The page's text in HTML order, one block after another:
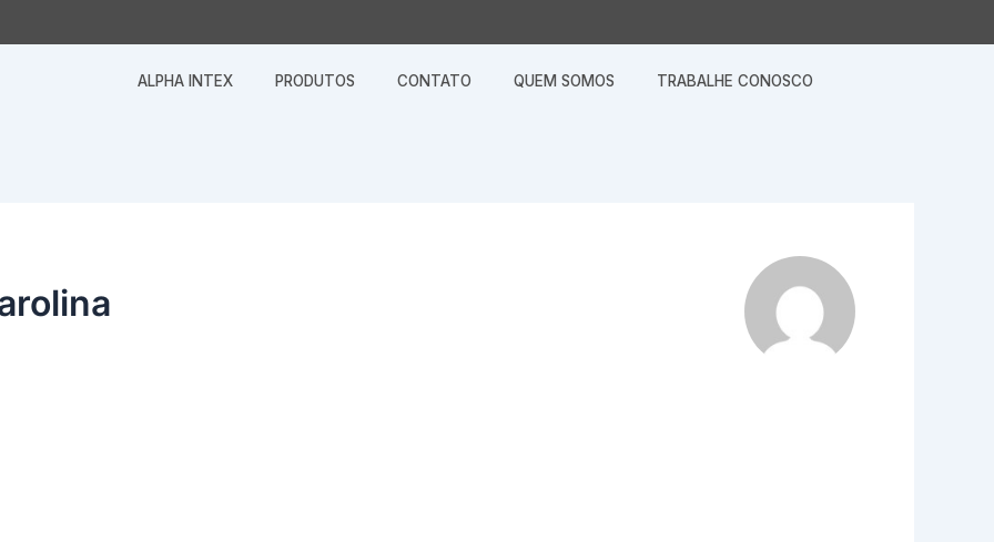
ALPHA INTEX PRODUTOS CONTATO QUEM SOMOS TRABALHE CONOSCO